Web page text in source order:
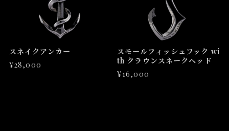
スネイクアンカー
¥28,000
スモールフィッシュフック wi
th クラウンスネークヘッド
¥16,000